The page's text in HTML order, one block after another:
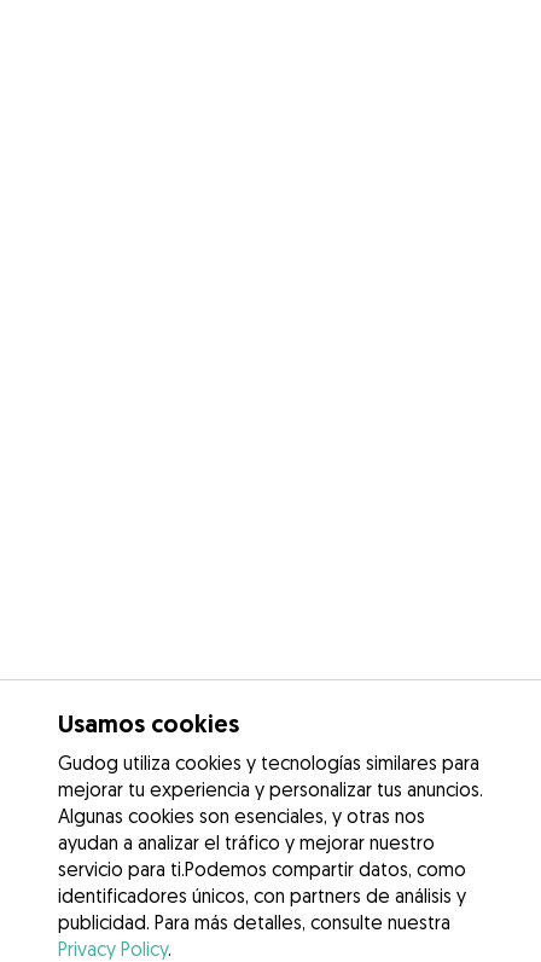
Usamos cookies
Gudog utiliza cookies y tecnologías similares para
mejorar tu experiencia y personalizar tus anuncios.
Algunas cookies son esenciales, y otras nos
ayudan a analizar el tráfico y mejorar nuestro
servicio para ti.Podemos compartir datos, como
identificadores únicos, con partners de análisis y
publicidad. Para más detalles, consulte nuestra
Privacy Policy.